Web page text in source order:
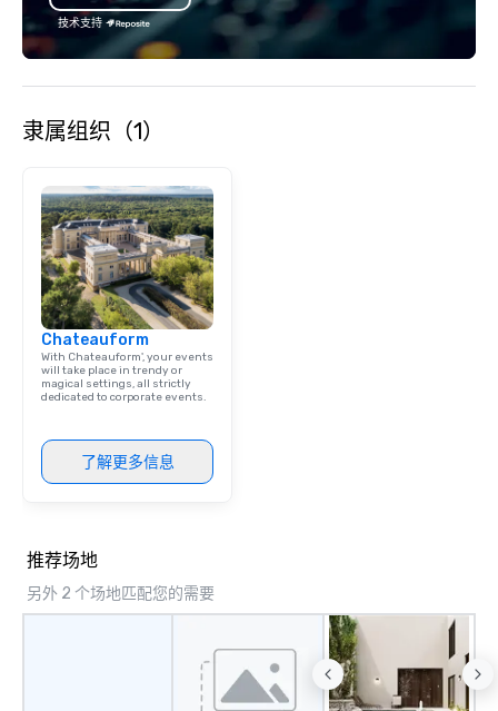
技术支持
隶属组织（1）
Chateauform
With Chateauform', your events
will take place in trendy or
magical settings, all strictly
dedicated to corporate events.
了解更多信息
推荐场地
另外 2 个场地匹配您的需要